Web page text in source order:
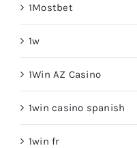
1Mostbet
1w
1Win AZ Casino
1win casino spanish
1win fr